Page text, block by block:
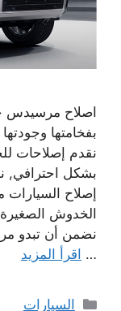
اصلاح
بفخامتها
نقدم إصلاحات
بشكل احترافي,
إصلاح
الخدوش
نضمن أن تبدو
… اقرأ المزيد
التصنيفات
السيارات